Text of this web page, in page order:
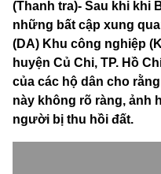
(Thanh tra)- Sau khi khi
những bất cập xung
(DA) Khu công nghiệp
huyện Củ Chi, TP. Hồ
của các hộ dân cho
này không rõ ràng, ảnh
người bị thu hồi đất.